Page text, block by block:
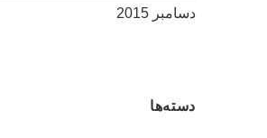
دسامبر 2015
دسته‌ها